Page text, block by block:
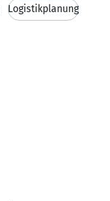
Logistikplanung